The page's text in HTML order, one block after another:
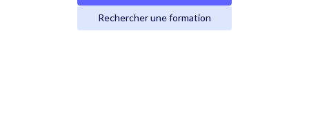
Rechercher une formation